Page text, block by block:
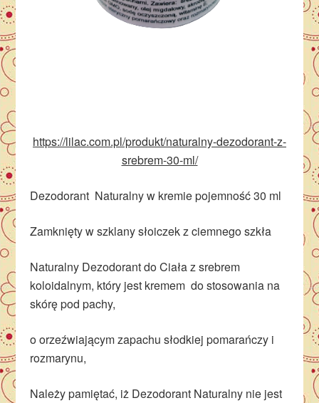
https://lilac.com.pl/produkt/naturalny-dezodorant-z-
srebrem-30-ml/
Dezodorant Naturalny w kremie pojemność 30 ml
Zamknięty w szklany słoiczek z ciemnego szkła
Naturalny Dezodorant do Ciała z srebrem
koloidalnym, który jest kremem do stosowania na
skórę pod pachy,
o orzeźwiającym zapachu słodkiej pomarańczy i
rozmarynu,
Należy pamiętać, iż Dezodorant Naturalny nie jest